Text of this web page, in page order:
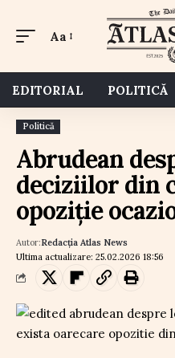
Aa
EDITORIAL POLITICĂ
Politică
Abrudean
deciziilor din
opoziție
Ultima actualizare: 25.02.2026 18:56
Autor:Redacția Atlas News